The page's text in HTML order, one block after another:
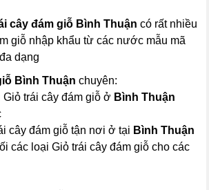
cây đám giỗ Bình Thuận có rất nhiều
giỗ nhập khẩu từ các nước mẫu mã
dạng
Bình Thuậnchuyên:
trái cây đám giỗ ở Bình Thuận
cây đám giỗ tận nơi ở tại Bình Thuận
các loại Giỏ trái cây đám giỗ cho các